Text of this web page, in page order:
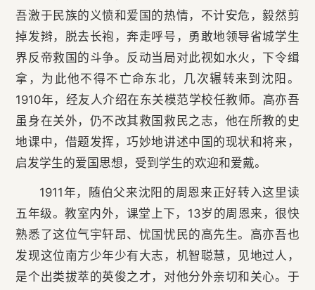
吾激于民族的义愤和爱国的热情，不计安危，毅然剪
掉发辫，脱去长袍，奔走呼号，勇敢地领导省城学生
界反帝救国的斗争。反动当局对此视如水火，下令缉
拿，为此他不得不亡命东北，几次辗转来到沈阳。
1910年，经友人介绍在东关模范学校任教师。高亦吾
虽身在关外，仍不改其救国救民之志，他在所教的史
地课中，借题发挥，巧妙地讲述中国的现状和将来，
启发学生的爱国思想，受到学生的欢迎和爱戴。
1911年，随伯父来沈阳的周恩来正好转入这里读
五年级。教室内外，课堂上下，13岁的周恩来，很快
熟悉了这位气宇轩昂、忧国忧民的高先生。高亦吾也
发现这位南方少年少有大志，机智聪慧，见地过人，
是个出类拔萃的英俊之才，对他分外亲切和关心。于